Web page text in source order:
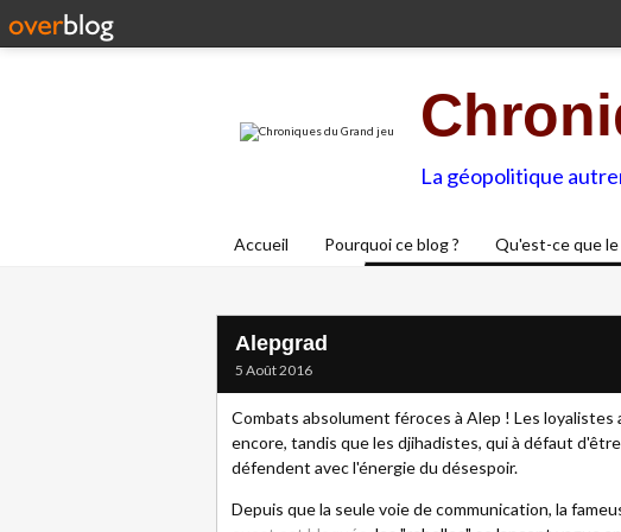
La géopolitique
Accueil Pourquoi ce blog ? Qu'est-ce que le
Alepgrad
5 Août 2016
Combats absolument féroces à Alep ! Les
encore, tandis que les djihadistes, qui à défaut
défendent avec l'énergie du désespoir.
Depuis que la seule voie de communication, la